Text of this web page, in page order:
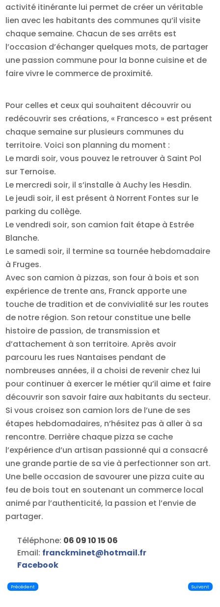
activité itinérante lui permet de créer un véritable
lien avec les habitants des communes qu’il visite
chaque semaine. Chacun de ses arrêts est
l’occasion d’échanger quelques mots, de partager
une passion commune pour la bonne cuisine et de
faire vivre le commerce de proximité.
Pour celles et ceux qui souhaitent découvrir ou
redécouvrir ses créations, « Francesco » est présent
chaque semaine sur plusieurs communes du
territoire. Voici son planning du moment :
Le mardi soir, vous pouvez le retrouver à Saint Pol
sur Ternoise.
Le mercredi soir, il s’installe à Auchy les Hesdin.
Le jeudi soir, il est présent à Norrent Fontes sur le
parking du collège.
Le vendredi soir, son camion fait étape à Estrée
Blanche.
Le samedi soir, il termine sa tournée hebdomadaire
à Fruges.
Avec son camion à pizzas, son four à bois et son
expérience de trente ans, Franck apporte une
touche de tradition et de convivialité sur les routes
de notre région. Son retour constitue une belle
histoire de passion, de transmission et
d’attachement à son territoire. Après avoir
parcouru les rues Nantaises pendant de
nombreuses années, il a choisi de revenir chez lui
pour continuer à exercer le métier qu’il aime et faire
découvrir son savoir faire aux habitants du secteur.
Si vous croisez son camion lors de l’une de ses
étapes hebdomadaires, n’hésitez pas à aller à sa
rencontre. Derrière chaque pizza se cache
l’expérience d’un artisan passionné qui a consacré
une grande partie de sa vie à perfectionner son art.
Une belle occasion de savourer une pizza cuite au
feu de bois tout en soutenant un commerce local
animé par l’authenticité, la passion et l’envie de
partager.
Téléphone: 06 09 10 15 06
Email: franckminet@hotmail.fr
Facebook
Précédent Suivant